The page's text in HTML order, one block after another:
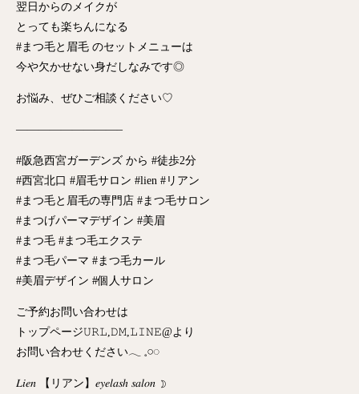
翌日からのメイクが
とっても楽ちんになる
#まつ毛と眉毛 のセットメニューは
今や欠かせない身だしなみです◎
お悩み、ぜひご相談ください♡
—————————–
#阪急西宮ガーデンズ から #徒歩2分
#西宮北口 #眉毛サロン #lien #リアン
#まつ毛と眉毛の専門店 #まつ毛サロン
#まつげパーマデザイン #美眉
#まつ毛 #まつ毛エクステ
#まつ毛パーマ #まつ毛カール
#美眉デザイン #個人サロン
ご予約お問い合わせは
トップページ𝚄𝚁𝙻,𝙳𝙼,𝙻𝙸𝙽𝙴@より
お問い合わせください𓂃 𓈒𓏸◌‬
𝐿𝑖𝑒𝑛 【リアン】𝑒𝑦𝑒𝑙𝑎𝑠ℎ 𝑠𝑎𝑙𝑜𝑛 ☽